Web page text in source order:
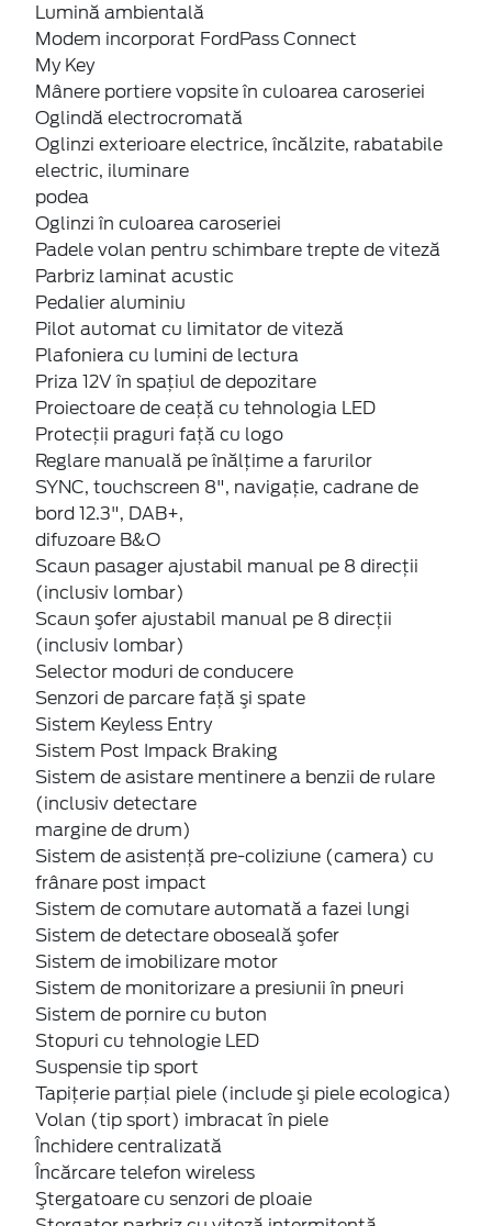
Lumină ambientală
Modem incorporat FordPass Connect
My Key
Mânere portiere vopsite în culoarea caroseriei
Oglindă electrocromată
Oglinzi exterioare electrice, încălzite, rabatabile
electric, iluminare
podea
Oglinzi în culoarea caroseriei
Padele volan pentru schimbare trepte de viteză
Parbriz laminat acustic
Pedalier aluminiu
Pilot automat cu limitator de viteză
Plafoniera cu lumini de lectura
Priza 12V în spaţiul de depozitare
Proiectoare de ceaţă cu tehnologia LED
Protecţii praguri faţă cu logo
Reglare manuală pe înălţime a farurilor
SYNC, touchscreen 8", navigaţie, cadrane de
bord 12.3", DAB+,
difuzoare B&O
Scaun pasager ajustabil manual pe 8 direcţii
(inclusiv lombar)
Scaun şofer ajustabil manual pe 8 direcţii
(inclusiv lombar)
Selector moduri de conducere
Senzori de parcare faţă şi spate
Sistem Keyless Entry
Sistem Post Impack Braking
Sistem de asistare mentinere a benzii de rulare
(inclusiv detectare
margine de drum)
Sistem de asistenţă pre-coliziune (camera) cu
frânare post impact
Sistem de comutare automată a fazei lungi
Sistem de detectare oboseală şofer
Sistem de imobilizare motor
Sistem de monitorizare a presiunii în pneuri
Sistem de pornire cu buton
Stopuri cu tehnologie LED
Suspensie tip sport
Tapiţerie parţial piele (include şi piele ecologica)
Volan (tip sport) imbracat în piele
Închidere centralizată
Încărcare telefon wireless
Ştergatoare cu senzori de ploaie